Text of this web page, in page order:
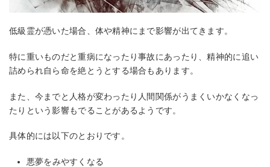
低級霊が憑いた場合、体や精神にまで影響が出てきます。
特に重いものだと重病になったり事故にあったり、精神的に追い
詰められ自ら命を絶とうとする場合もあります。
また、今までと人格が変わったり人間関係がうまくいかなくなっ
たりという影響もでることがあるようです。
具体的には以下のとおりです。
悪夢をみやすくなる